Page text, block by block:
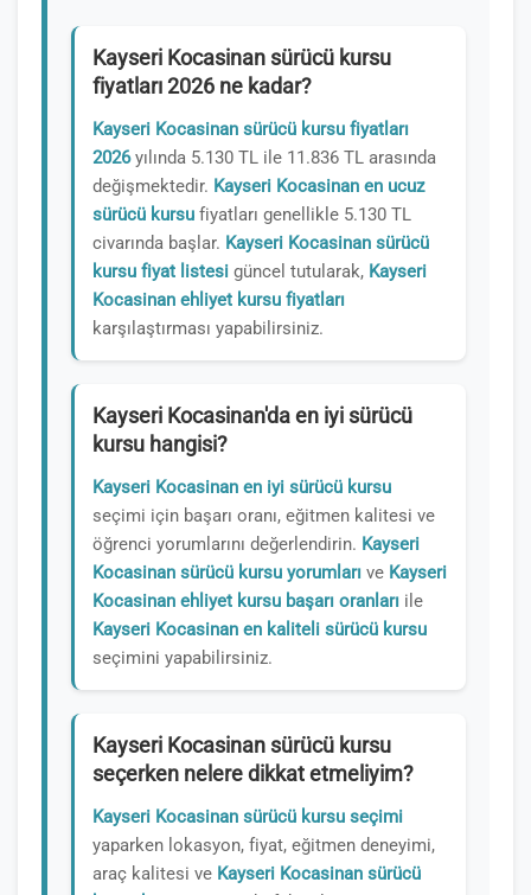
Kayseri Kocasinan sürücü kursu
fiyatları 2026 ne kadar?
Kayseri Kocasinan sürücü kursu fiyatları
2026yılında 5.130 TL ile 11.836 TL arasında
değişmektedir. Kayseri Kocasinan en ucuz
sürücü kursu fiyatları genellikle 5.130 TL
civarında başlar. Kayseri Kocasinan sürücü
kursu fiyat listesi güncel tutularak, Kayseri
Kocasinan ehliyet kursu fiyatları
karşılaştırması yapabilirsiniz.
Kayseri Kocasinan'da en iyi sürücü
kursu hangisi?
Kayseri Kocasinan en iyi sürücü kursu
seçimi için başarı oranı, eğitmen kalitesi ve
öğrenci yorumlarını değerlendirin. Kayseri
Kocasinan sürücü kursu yorumları ve Kayseri
Kocasinan ehliyet kursu başarı oranları ile
Kayseri Kocasinan en kaliteli sürücü kursu
seçimini yapabilirsiniz.
Kayseri Kocasinan sürücü kursu
seçerken nelere dikkat etmeliyim?
Kayseri Kocasinan sürücü kursu seçimi
yaparken lokasyon, fiyat, eğitmen deneyimi,
araç kalitesi ve Kayseri Kocasinan sürücü